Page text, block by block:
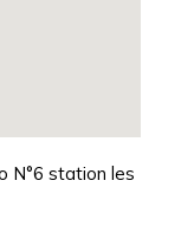
N°6 station les